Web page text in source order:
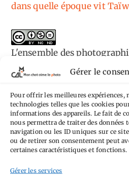
Gérer le
Pour offrir les meilleures expériences,
technologies telles que les cookies
informations des appareils. Le fait de
nous permettra de traiter des données
navigation ou les ID uniques sur ce
ou de retirer son consentement peut
certaines caractéristiques et fonctions.
Gérer les services
dans quelle époque vit
L'ensemble des
Aime la Photoest mis à
Attribution - Pas
Pas de Modification 4.0
Fondé(e) sur une œuvre de